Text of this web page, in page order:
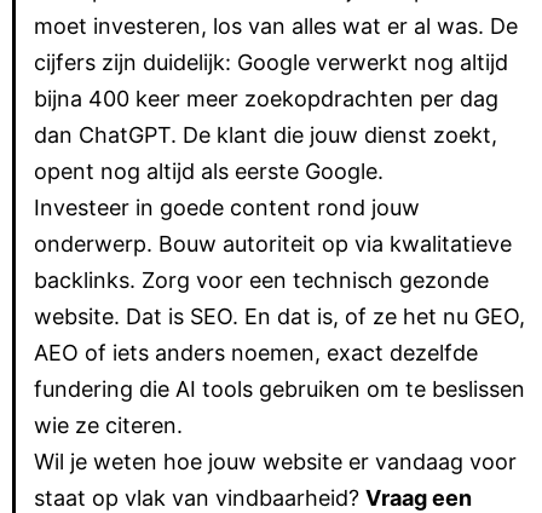
moet investeren, los van alles wat er al was. De
cijfers zijn duidelijk: Google verwerkt nog altijd
bijna 400 keer meer zoekopdrachten per dag
dan ChatGPT. De klant die jouw dienst zoekt,
opent nog altijd als eerste Google.
Investeer in goede content rond jouw
onderwerp. Bouw autoriteit op via kwalitatieve
backlinks. Zorg voor een technisch gezonde
website. Dat is SEO. En dat is, of ze het nu GEO,
AEO of iets anders noemen, exact dezelfde
fundering die AI tools gebruiken om te beslissen
wie ze citeren.
Wil je weten hoe jouw website er vandaag voor
staat op vlak van vindbaarheid? Vraag een